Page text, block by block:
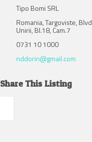
Tipo Bomi SRL
Romania, Targoviste, Blvd
Unirii, Bl.18, Cam.7
0731 10 1000
nddorin@gmail.com
Share This Listing